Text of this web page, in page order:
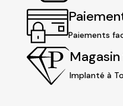
Paiements
Implanté à